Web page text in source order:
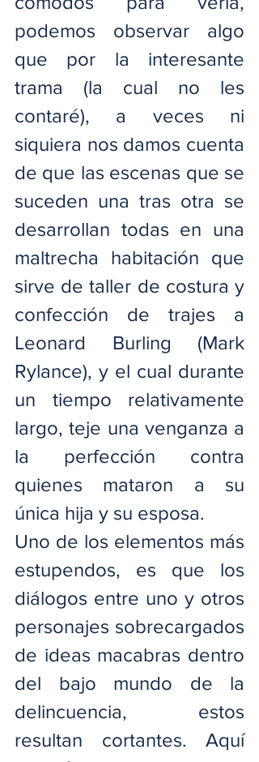
podemos observar algo
que por la interesante
trama (la cual no les
contaré), a veces ni
siquiera nos damos cuenta
de que las escenas que se
suceden una tras otra se
desarrollan todas en una
maltrecha habitación que
sirve de taller de costura y
confección de trajes a
Leonard Burling (Mark
Rylance), y el cual durante
un tiempo relativamente
largo, teje una venganza a
la perfección contra
quienes mataron a su
única hija y su esposa.
Uno de los elementos más
estupendos, es que los
diálogos entre uno y otros
personajes sobrecargados
de ideas macabras dentro
del bajo mundo de la
delincuencia, estos
resultan cortantes. Aquí